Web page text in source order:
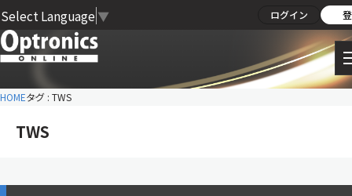
Select Language ▼ ログイン
HOMEタグ : TWS
TWS